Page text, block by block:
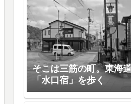
そこは三筋の町。東海
「水口宿」を歩く